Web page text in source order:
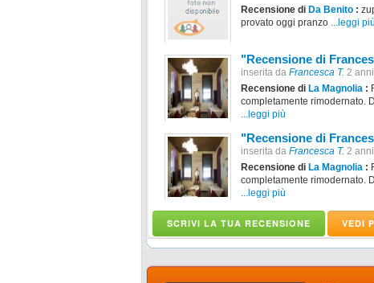
Recensione diDa Benito :
provato oggi pranzo
...leggi più
"Recensione di
inserita da Francesca T. 2
Recensione diLa Magnolia :
completamente rimodernato.
...leggi più
"Recensione di
inserita da Francesca T. 2
Recensione diLa Magnolia :
completamente rimodernato.
...leggi più
SCRIVI LA TUA RECENSIONE VEDI